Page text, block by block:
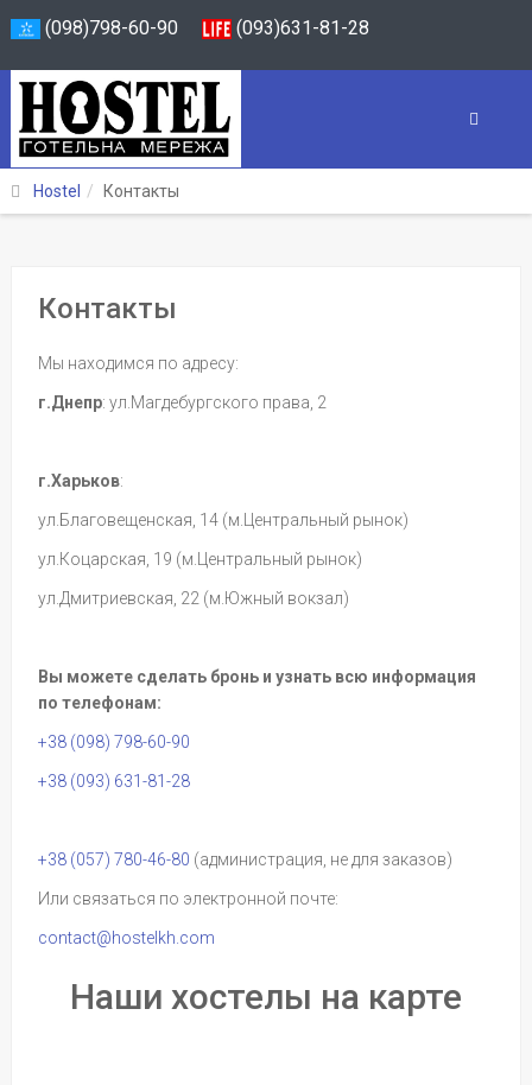
(098)798-60-90 (093)631-81-28
Hostel Контакты
Контакты
Мы находимся по адресу:
г.Днепр: ул.Магдебургского права, 2
г.Харьков:
ул.Благовещенская, 14 (м.Центральный рынок)
ул.Коцарская, 19 (м.Центральный рынок)
ул.Дмитриевская, 22 (м.Южный вокзал)
Вы можете сделать бронь и узнать всю информация
по телефонам:
+38 (098) 798-60-90
+38 (093) 631-81-28
+38 (057) 780-46-80 (администрация, не для заказов)
Или связаться по электронной почте:
contact@hostelkh.com
Наши хостелы на карте